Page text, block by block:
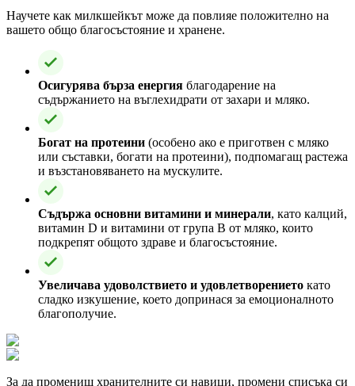
Научете как милкшейкът може да повлияе положително на
вашето общо благосъстояние и хранене.
Осигурява бърза енергия благодарение на
съдържанието на въглехидрати от захари и мляко.
Богат на протеини (особено ако е приготвен с мляко
или съставки, богати на протеини), подпомагащ растежа
и възстановяването на мускулите.
Съдържа основни витамини и минерали, като калций,
витамин D и витамини от група B от мляко, които
подкрепят общото здраве и благосъстояние.
Увеличава удоволствието и удовлетворението като
сладко изкушение, което допринася за емоционалното
благополучие.
За да промениш хранителните си навици, промени списъка си